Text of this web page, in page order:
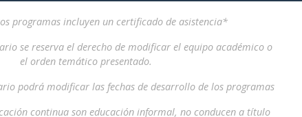
programas incluyen un certificado de asistencia*
se reserva el derecho de modificar el equipo académico o
el orden temático presentado.
podrá modificar las fechas de desarrollo de los programas
continua son educación informal, no conducen a título